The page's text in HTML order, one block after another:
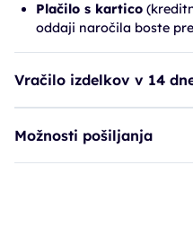
Plačilo s kartico
oddaji naročila boste
Vračilo izdelkov v 14
Možnosti pošiljanja